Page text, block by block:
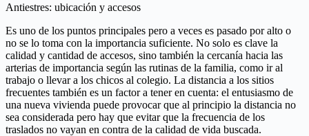
Antiestres: ubicación y accesos
Es uno de los puntos principales pero a veces es pasado por alto o
no se lo toma con la importancia suficiente. No solo es clave la
calidad y cantidad de accesos, sino también la cercanía hacia las
arterias de importancia según las rutinas de la familia, como ir al
trabajo o llevar a los chicos al colegio. La distancia a los sitios
frecuentes también es un factor a tener en cuenta: el entusiasmo de
una nueva vivienda puede provocar que al principio la distancia no
sea considerada pero hay que evitar que la frecuencia de los
traslados no vayan en contra de la calidad de vida buscada.